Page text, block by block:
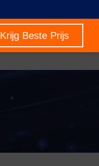
Krijg Beste Prijs